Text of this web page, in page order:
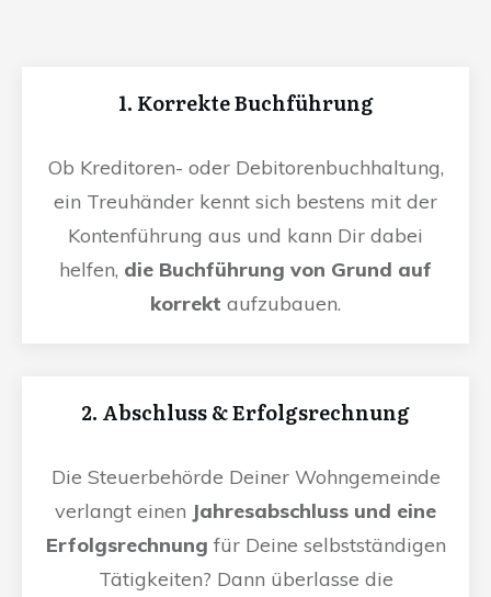
1. Korrekte Buchführung
Ob Kreditoren- oder Debitorenbuchhaltung,
ein Treuhänder kennt sich bestens mit der
Kontenführung aus und kann Dir dabei
helfen, die Buchführung von Grund auf
korrekt aufzubauen.
2. Abschluss & Erfolgsrechnung
Die Steuerbehörde Deiner Wohngemeinde
verlangt einen Jahresabschluss und eine
Erfolgsrechnung für Deine selbstständigen
Tätigkeiten? Dann überlasse die